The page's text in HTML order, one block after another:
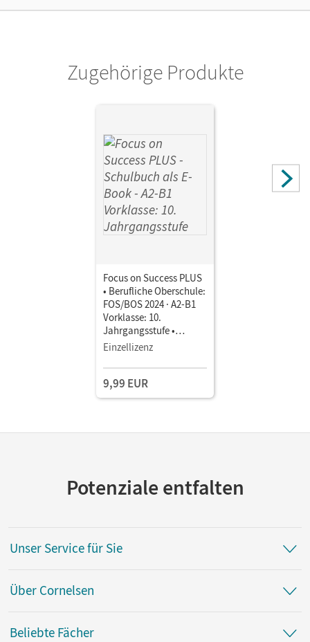
Unterrichtsmanagers solange das Lehrwerk erhältlich ist.
Zugehörige Produkte
Focus on Success PLUS
• Berufliche Oberschule:
FOS/BOS 2024 · A2-B1
Vorklasse: 10.
Jahrgangsstufe •
Schulbuch als E-Book
Einzellizenz
9,99 EUR
Potenziale entfalten
Unser Service für Sie
Über Cornelsen
Beliebte Fächer